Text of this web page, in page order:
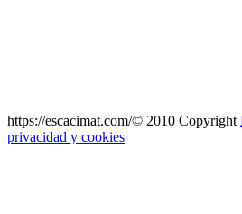
https://escacimat.com/© 2010 Copyright
privacidad y cookies